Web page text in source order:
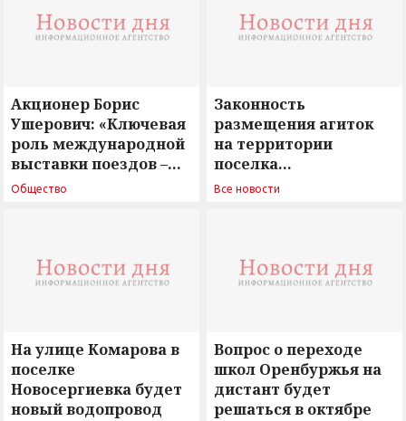
Акционер Борис
Ушерович: «Ключевая
роль международной
выставки поездов –
поиск ответов на
Общество
Законность
размещения агиток
на территории
поселка
Новосергиевка
Все новости
На улице Комарова в
поселке
Новосергиевка будет
новый водопровод
Вопрос о переходе
школ Оренбуржья на
дистант будет
решаться в октябре